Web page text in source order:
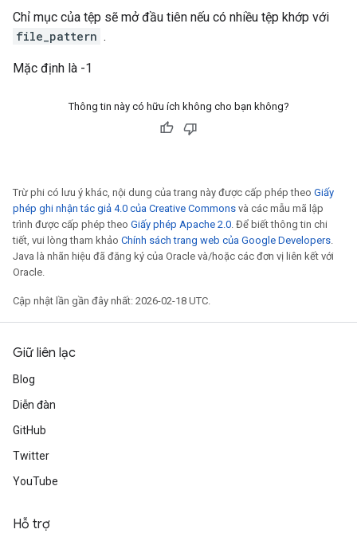
Chỉ mục của tệp sẽ mở đầu tiên nếu có nhiều tệp khớp với
file_pattern .
Mặc định là -1
Thông tin này có hữu ích không cho bạn không?
Trừ phi có lưu ý khác, nội dung của trang này được cấp phép theo Giấy
phép ghi nhận tác giả 4.0 của Creative Commons và các mẫu mã lập
trình được cấp phép theo Giấy phép Apache 2.0. Để biết thông tin chi
tiết, vui lòng tham khảo Chính sách trang web của Google Developers.
Java là nhãn hiệu đã đăng ký của Oracle và/hoặc các đơn vị liên kết với
Oracle.
Cập nhật lần gần đây nhất: 2026-02-18 UTC.
Giữ liên lạc
Blog
Diễn đàn
GitHub
Twitter
YouTube
Hỗ trợ